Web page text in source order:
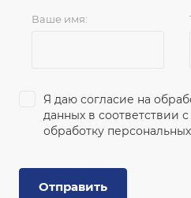
Ваше имя:
Я даю согласие на
данных в соответствии с
обработку
Отправить